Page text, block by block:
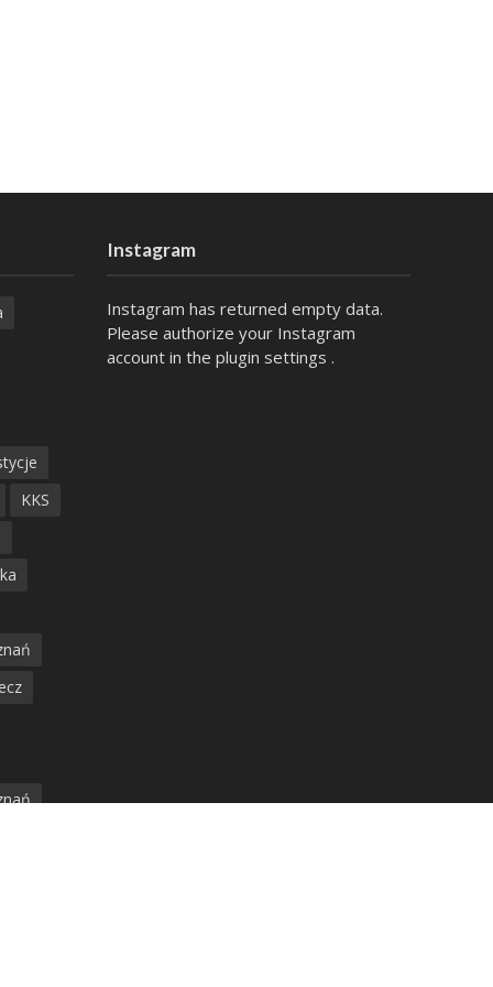
KKS
Instagram
Instagram has returned empty data.
Please authorize your Instagram
account in the plugin settings .